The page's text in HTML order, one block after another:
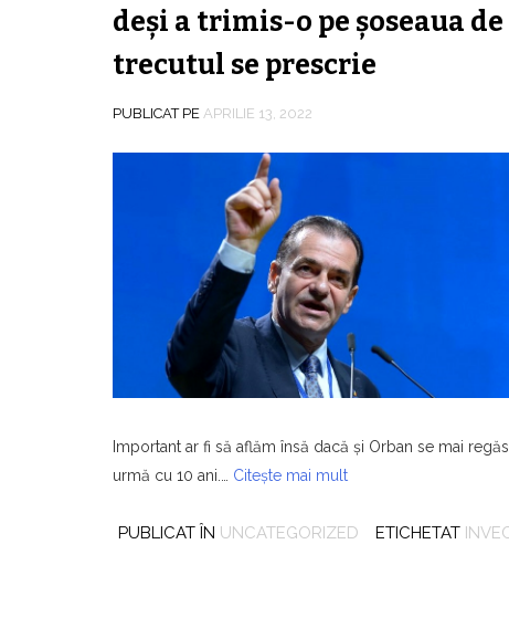
deşi a trimis-o pe şoseaua
trecutul se prescrie
PUBLICAT PE APRILIE 13, 2022
Important ar fi să aflăm însă dacă şi Orban se mai
urmă cu 10 ani.… Citește mai mult
PUBLICAT ÎN UNCATEGORIZED ETICHETAT